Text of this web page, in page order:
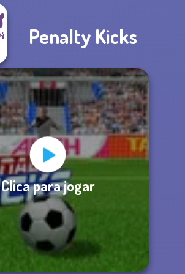
Penalty Kicks
Clica para jogar